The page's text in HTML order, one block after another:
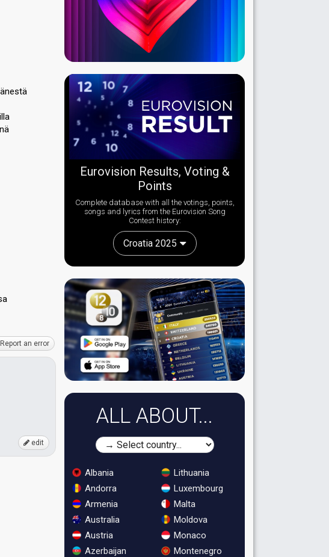
Report an error
edit
Eurovision Results, Voting &
Points
Complete database with all the votings, points,
songs and lyrics from the Eurovision Song
Contest history:
Croatia 2025
ALL ABOUT...
Albania
Andorra
Armenia
Australia
Austria
Azerbaijan
Lithuania
Luxembourg
Malta
Moldova
Monaco
Montenegro